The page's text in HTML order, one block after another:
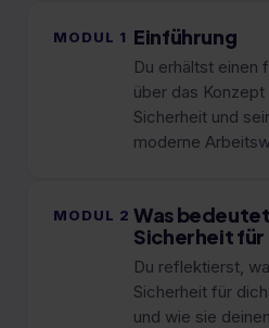
MODUL 1 Einführung
Du erhältst einen
über das
Sicherheit und
moderne
MODUL 2 Was
Sicherheit für
Du reflektierst,
Sicherheit für
und wie sie